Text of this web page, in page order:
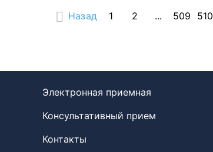
Назад 1 2 ... 509 510
Электронная приемная
Консультативный прием
Контакты